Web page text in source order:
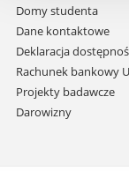
Domy studenta
Dane kontaktowe
Deklaracja
Rachunek bankowy
Projekty badawcze
Darowizny